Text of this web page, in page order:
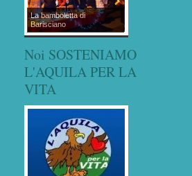
La bamboletta di
Barisciano
Noi SOSTENIAMO
L'AQUILA PER LA
VITA